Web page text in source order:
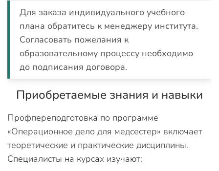
Для заказа индивидуального учебного
плана обратитесь к менеджеру института.
Согласовать пожелания к
образовательному процессу необходимо
до подписания договора.
Приобретаемые знания и навыки
Профпереподготовка по программе
«Операционное дело для медсестер» включает
теоретические и практические дисциплины.
Специалисты на курсах изучают: